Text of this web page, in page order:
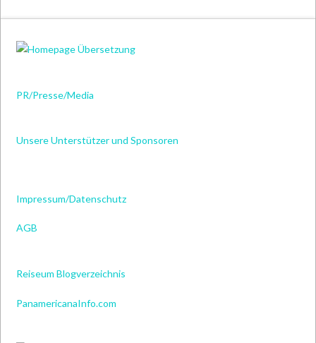
PR/Presse/Media
Unsere Unterstützer und Sponsoren
Impressum/Datenschutz
AGB
Reiseum Blogverzeichnis
PanamericanaInfo.com